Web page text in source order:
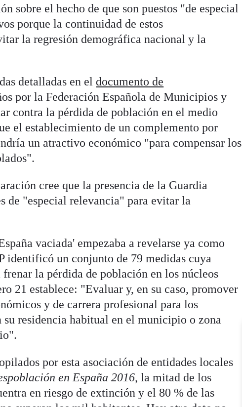
sobre el hecho de que son puestos "de especial
porque la continuidad de estos
la regresión demográfica nacional y la
detalladas en eldocumento de
por la Federación Española de Municipios y
contra la pérdida de población en el medio
el establecimiento de un complemento por
un atractivo económico "para compensar los
cree que la presencia de la Guardia
de "especial relevancia" para evitar la
vaciada' empezaba a revelarse ya como
identificó un conjunto de 79 medidas cuya
la pérdida de población en los núcleos
21 establece: "Evaluar y, en su caso, promover
y de carrera profesional para los
residencia habitual en el municipio o zona
por esta asociación de entidades locales
en España 2016, la mitad de los
en riesgo de extinción y el 80 % de las